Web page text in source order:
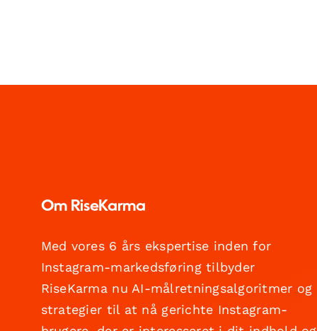
Om RiseKarma
Med vores 6 års ekspertise inden for
Instagram-markedsføring tilbyder
RiseKarma nu AI-målretningsalgoritmer og
strategier til at nå gerichte Instagram-